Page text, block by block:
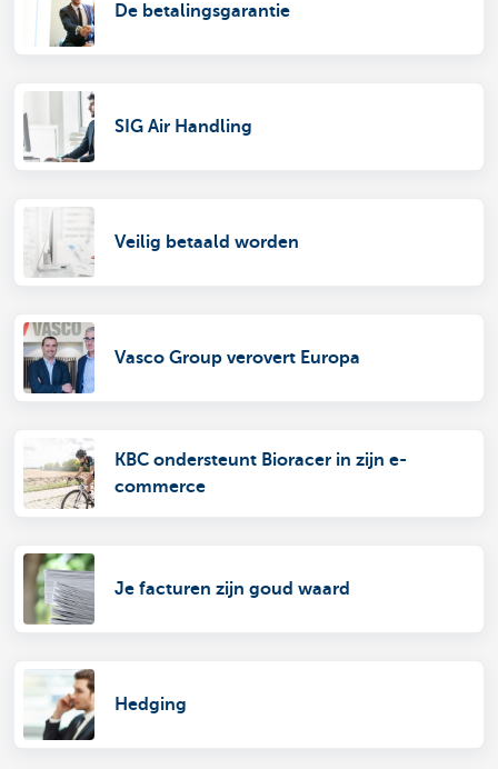
De betalingsgarantie
SIG Air Handling
Veilig betaald worden
Vasco Group verovert Europa
KBC ondersteunt Bioracer in zijn e-
commerce
Je facturen zijn goud waard
Hedging